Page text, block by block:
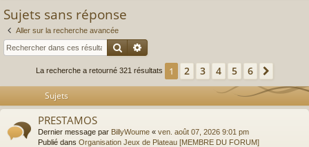
ci
s
e
Sujets sans réponse
Aller sur la recherche avancée
Rechercher
Recherche avancée
La recherche a retourné 321 résultats 1 2 3 4 5 6
Sujets
PRESTAMOS
Dernier message par BillyWoume « ven. août 07, 2026 9:01 pm
Publié dans Organisation Jeux de Plateau [MEMBRE DU FORUM]